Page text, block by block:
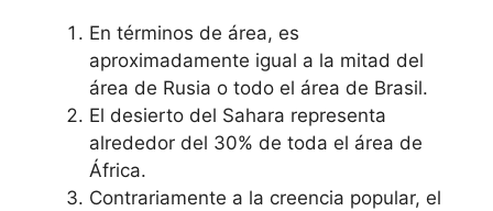
En términos de área, es
aproximadamente igual a la mitad del
área de Rusia o todo el área de Brasil.
El desierto del Sahara representa
alrededor del 30% de toda el área de
África.
Contrariamente a la creencia popular, el